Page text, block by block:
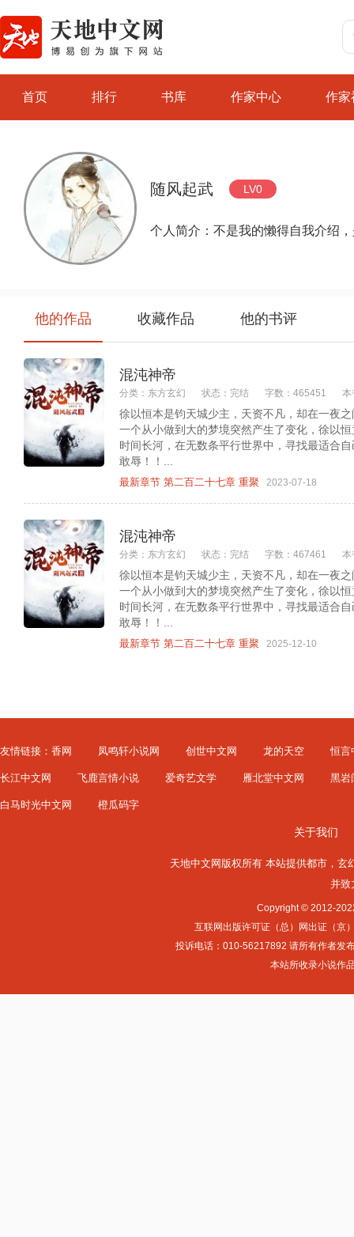
首页 排行 书库 作家中心 作家
随风起武 LV0
个人简介：不是我的懒得自我介绍
他的作品 收藏作品 他的书评
混沌神帝
分类：东方玄幻 状态：完结 字数：465451 本
徐以恒本是钧天城少主，天资不凡，却在一夜
一个从小做到大的梦境突然产生了变化，徐以
时间长河，在无数条平行世界中，寻找最适合
敢辱！！...
最新章节 第二百二十七章 重聚 2023-07-18
混沌神帝
分类：东方玄幻 状态：完结 字数：467461 本
徐以恒本是钧天城少主，天资不凡，却在一夜
一个从小做到大的梦境突然产生了变化，徐以
时间长河，在无数条平行世界中，寻找最适合
敢辱！！...
最新章节 第二百二十七章 重聚 2025-12-10
友情链接： 香网 凤鸣轩小说网 创世中文网 龙的天空 恒言
长江中文网 飞鹿言情小说 爱奇艺文学 雁北堂中文网 黑岩
白马时光中文网 橙瓜码字
关于我们
天地中文网版权所有 本站提供都市， 玄
并致
Copyright © 2012-
互联网出版许可证（总）网出证（京
投诉电话：010-56217892 请所有作者发
本站所收录小说作